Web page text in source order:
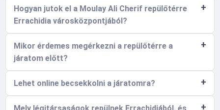
Hogyan jutok el a Moulay Ali Cherif repülőtérre
Errachidia városközpontjából?
Mikor érdemes megérkezni a repülőtérre a
járatom előtt?
Lehet online becsekkolni a járatomra?
Mely légitársaságok repülnek Errachidiából, és